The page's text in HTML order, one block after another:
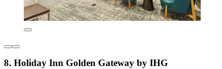
8. Holiday Inn Golden Gateway by IHG